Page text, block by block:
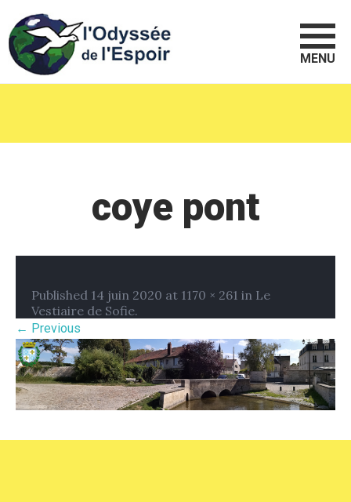
MENU
coye pont
Published 14 juin 2020 at 1170 × 261 in Le
Vestiaire de Sofie.
← Previous